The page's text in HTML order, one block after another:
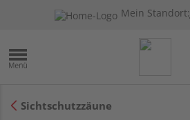
Mein Standort:
Sichtschutzzäune